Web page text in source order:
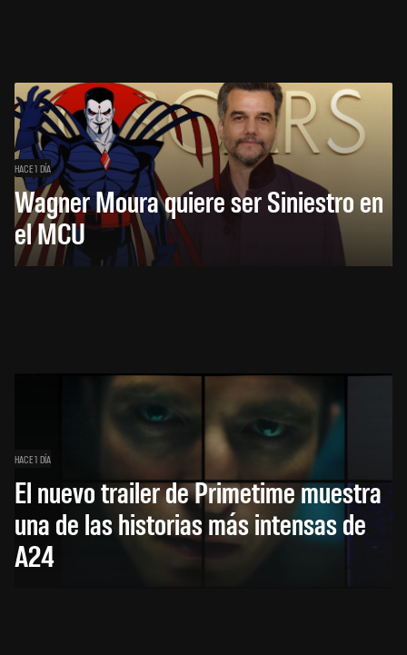
HACE 1 DÍA
Wagner Moura quiere ser Siniestro en
el MCU
HACE 1 DÍA
El nuevo trailer de Primetime muestra
una de las historias más intensas de
A24